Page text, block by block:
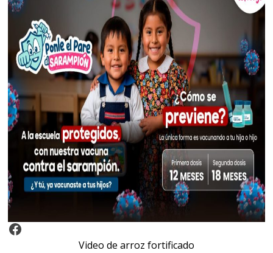
Video Arroz Fortificado
Video de arroz fortificado